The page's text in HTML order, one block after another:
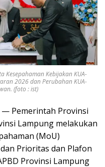
Kesepahaman Kebijakan KUA-
2026 dan Perubahan KUA-
(foto : ist)
— Pemerintah Provinsi
Lampung melakukan
(MoU)
dan Prioritas dan Plafon
Provinsi Lampung